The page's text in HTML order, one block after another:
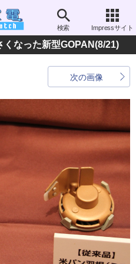
検索 Impressサイト
なった新型GOPAN(8/21)
次の画像